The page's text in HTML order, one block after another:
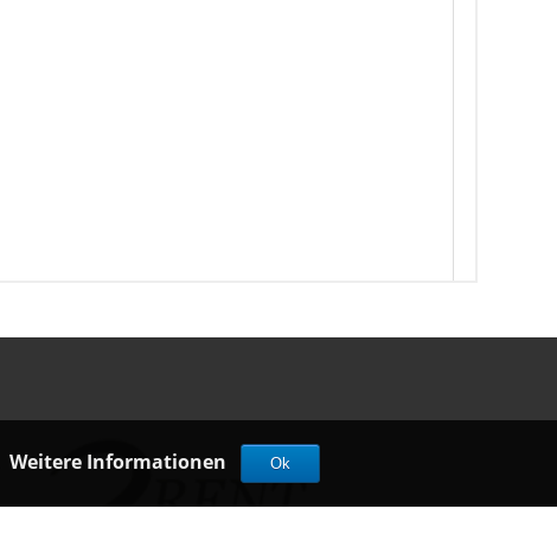
Weitere Informationen Ok